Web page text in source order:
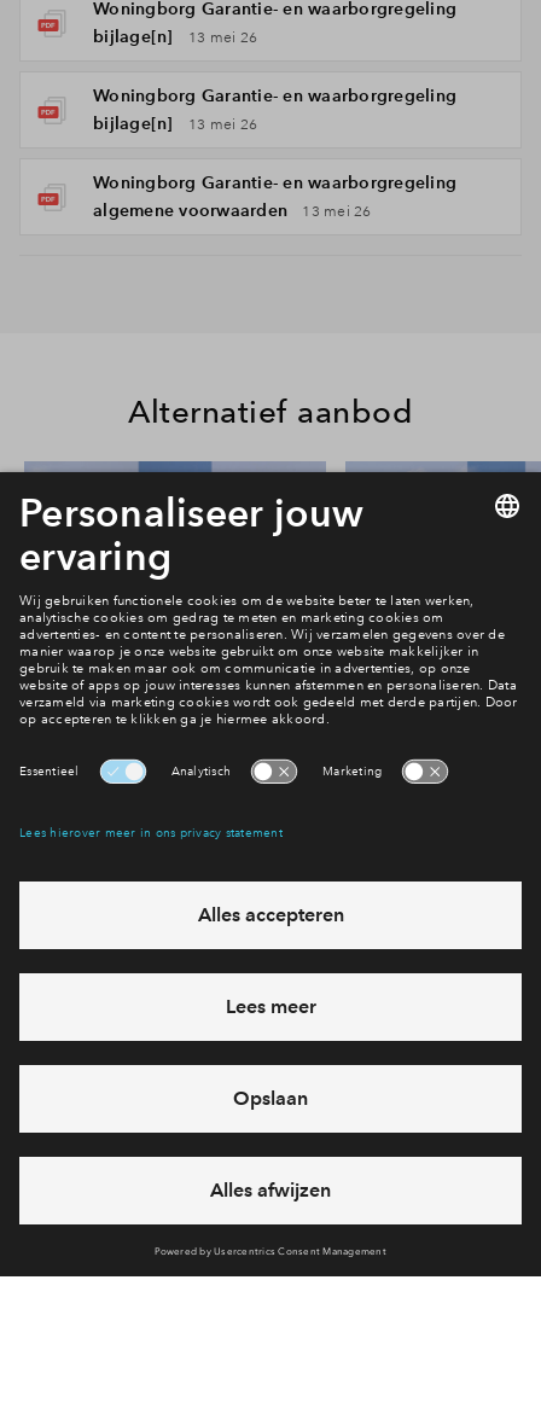
Woningborg Garantie- en waarborgregeling
bijlage[n]
13 mei 26
Woningborg Garantie- en waarborgregeling
bijlage[n]
13 mei 26
Woningborg Garantie- en waarborgregeling
algemene voorwaarden
13 mei 26
Alternatief aanbod
24
#013
In optie
€ 624.000 v.o.n.
#015
€ 614.000
Interesse? Meld je dan snel aan
712 28 46